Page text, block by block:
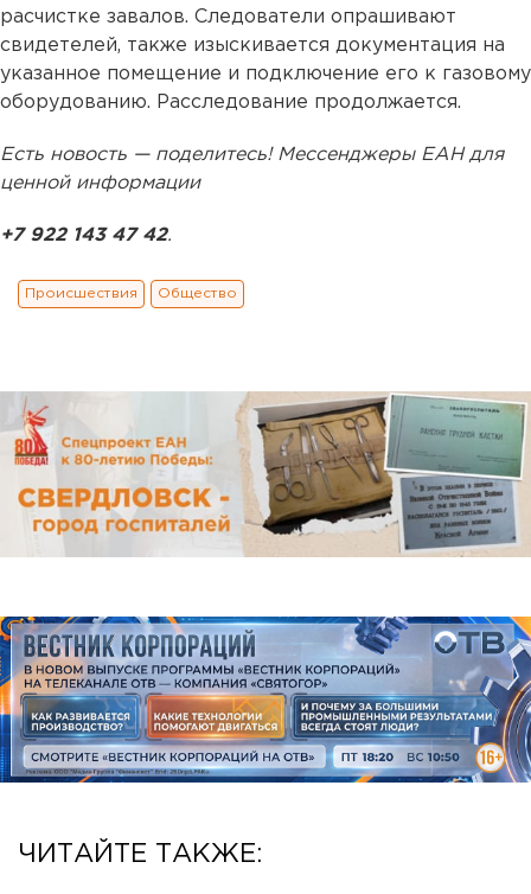
расчистке завалов. Следователи опрашивают
свидетелей, также изыскивается документация на
указанное помещение и подключение его к газовому
оборудованию. Расследование продолжается.
Есть новость — поделитесь! Мессенджеры ЕАН для
ценной информации
+7 922 143 47 42.
Происшествия Общество
ЧИТАЙТЕ ТАКЖЕ: